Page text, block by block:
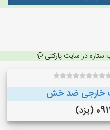
ستاره در سایت پارکتی
خارجی ضد خش